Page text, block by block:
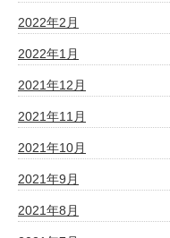
2022年2月
2022年1月
2021年12月
2021年11月
2021年10月
2021年9月
2021年8月